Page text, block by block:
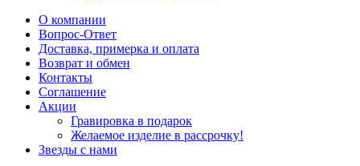
О компании
Вопрос-Ответ
Доставка, примерка и оплата
Возврат и обмен
Контакты
Соглашение
Акции
Гравировка в подарок
Желаемое изделие в рассрочку!
Звезды с нами